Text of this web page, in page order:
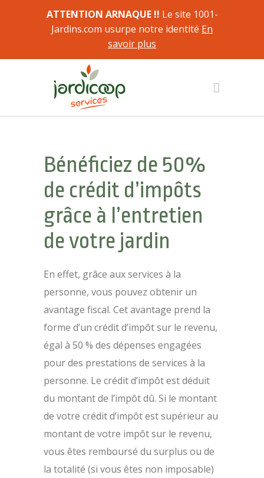
ATTENTION ARNAQUE !! Le site 1001-
Jardins.com usurpe notre identité En
savoir plus
Bénéficiez de 50%
de crédit d’impôts
grâce à l’entretien
de votre jardin
En effet, grâce aux services à la
personne, vous pouvez obtenir un
avantage fiscal. Cet avantage prend la
forme d’un crédit d’impôt sur le revenu,
égal à 50 % des dépenses engagées
pour des prestations de services à la
personne. Le crédit d’impôt est déduit
du montant de l’impôt dû. Si le montant
de votre crédit d’impôt est supérieur au
montant de votre impôt sur le revenu,
vous êtes remboursé du surplus ou de
la totalité (si vous êtes non imposable)